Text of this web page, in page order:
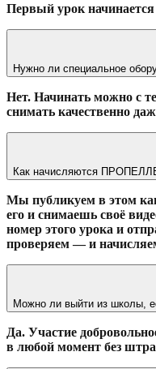
Первый урок начинается
Нужно ли специальное
Нет. Начинать можно с
снимать качественно
Как начисляются
Мы публикуем в этом
его и снимаешь своё
номер этого урока и
проверяем — и
Можно ли выйти из школы,
Да. Участие
в любой момент без